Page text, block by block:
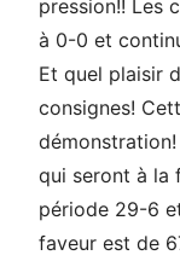
pression!! Les
à 0-0 et
Et quel plaisir
consignes!
qui seront à la
période 29-6
faveur est de